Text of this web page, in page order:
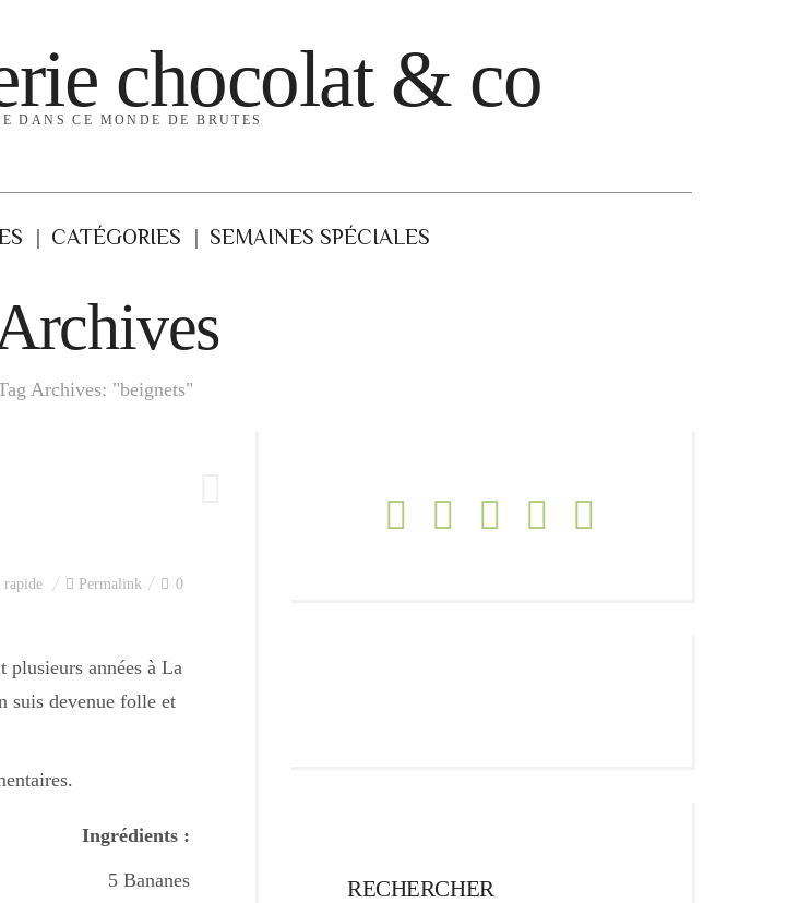
chocolat & co
DANS CE MONDE DE BRUTES
CATÉGORIES SEMAINES SPÉCIALES
Archives: "beignets"
rapide Permalink 0
plusieurs années à La
suis devenue folle et
Ingrédients :
5 Bananes RECHERCHER